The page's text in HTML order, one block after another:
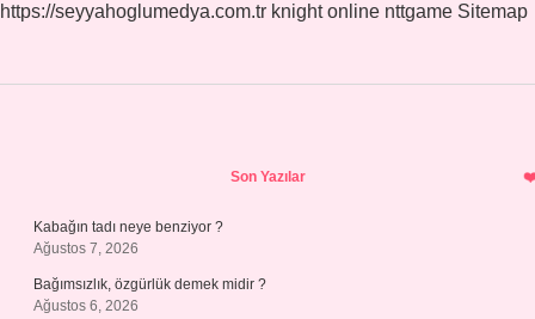
https://seyyahoglumedya.com.tr knight online nttgame Sitemap
Son Yazılar
Kabağın tadı neye benziyor ?
Ağustos 7, 2026
Bağımsızlık, özgürlük demek midir ?
Ağustos 6, 2026